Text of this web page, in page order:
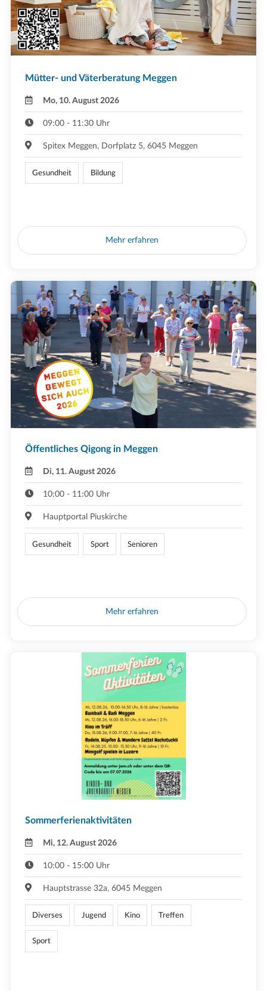
Mütter- und Väterberatung Meggen
Mo, 10. August 2026
09:00 - 11:30 Uhr
Spitex Meggen, Dorfplatz 5, 6045 Meggen
Gesundheit Bildung
Mehr erfahren
Öffentliches Qigong in Meggen
Di, 11. August 2026
10:00 - 11:00 Uhr
Hauptportal Piuskirche
Gesundheit Sport Senioren
Mehr erfahren
Sommerferienaktivitäten
Mi, 12. August 2026
10:00 - 15:00 Uhr
Hauptstrasse 32a, 6045 Meggen
Diverses Jugend Kino Treffen
Sport